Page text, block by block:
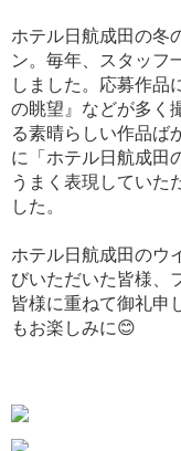
ホテル日航成田の冬
ン。毎年、スタッフ
しました。応募作品
の眺望』などが多く
る素晴らしい作品ば
に「ホテル日航成田
うまく表現していた
した。
ホテル日航成田のウ
びいただいた皆様、
皆様に重ねて御礼申
もお楽しみに😊